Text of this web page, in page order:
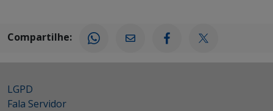
Compartilhe:
LGPD
Fala Servidor